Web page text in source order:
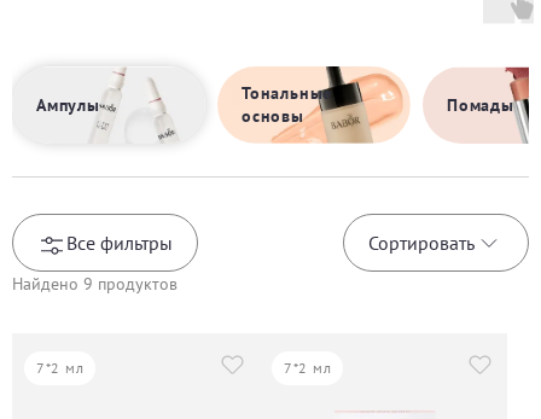
Ампулы
Тональные
основы
Помады
Все фильтры Сортировать
По рейтингу
Найдено 9 продуктов
7*2 мл 7*2 мл